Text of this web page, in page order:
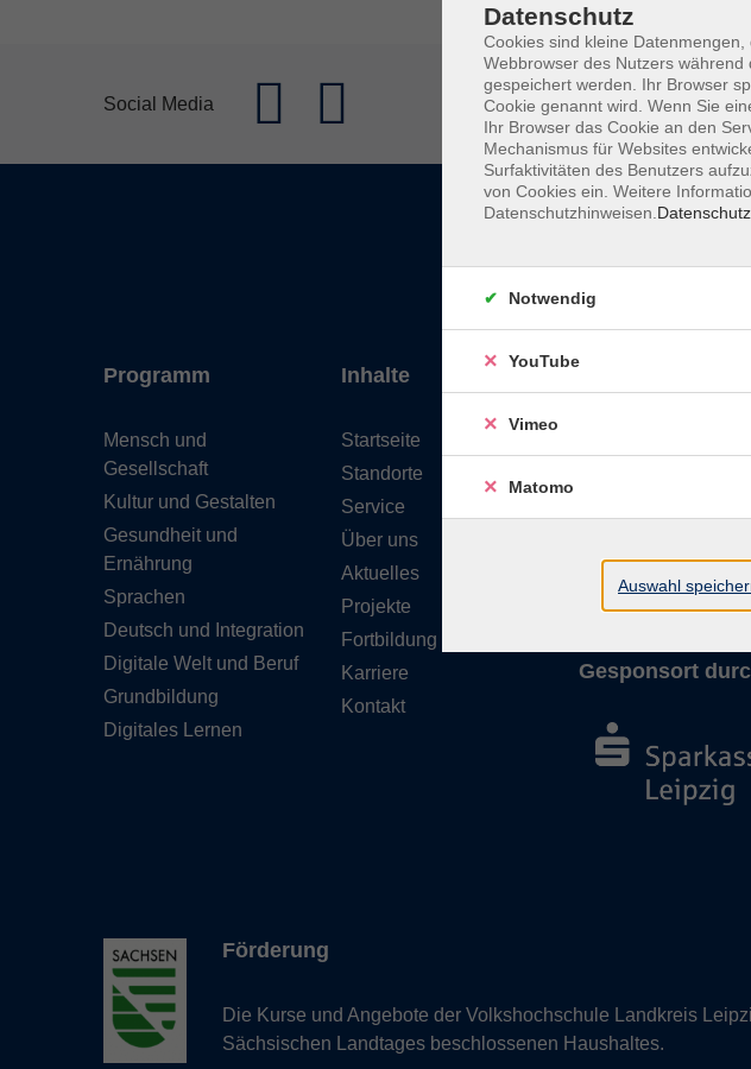
Social Media
Programm
Mensch und
Gesellschaft
Kultur und Gestalten
Gesundheit und
Ernährung
Sprachen
Deutsch und Integration
Digitale Welt und Beruf
Grundbildung
Digitales Lernen
Inhalte
Startseite
Standorte
Service
Über uns
Aktuelles
Projekte
Fortbildung
Karriere
Kontakt
Gesponsort
Förderung
Die Kurse und Angebote der Volkshochschule Landkreis
Sächsischen Landtages beschlossenen Haushaltes.
Datenschutz
Cookies sind kleine
Webbrowser des Nutzers
gespeichert werden. Ihr Browser
Cookie genannt wird. Wenn Sie
Ihr Browser das Cookie an den
Mechanismus für Websites
Surfaktivitäten des Benutzers
von Cookies ein. Weitere
Datenschutzhinweisen. Datenschutz
Notwendig
YouTube
Vimeo
Matomo
Auswahl